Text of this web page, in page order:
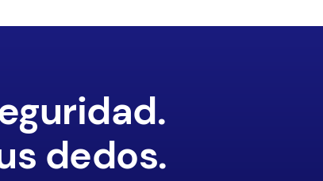
dedos.